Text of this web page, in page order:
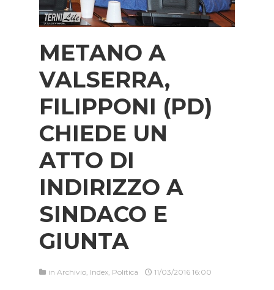
METANO A
VALSERRA,
FILIPPONI (PD)
CHIEDE UN
ATTO DI
INDIRIZZO A
SINDACO E
GIUNTA
in Archivio, Index, Politica 11/03/2016 16:00